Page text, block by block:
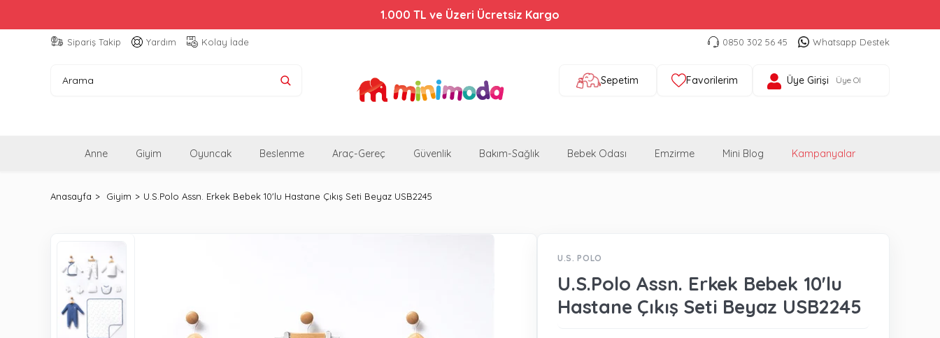
1.000 TL ve Üzeri Ücretsiz Kargo
Sipariş Takip Yardım Kolay İade 0850 302 56 45 Whatsapp Destek
Sepetim Favorilerim Üye Girişi Üye Ol
Anne Giyim Oyuncak Beslenme Araç-Gereç Güvenlik Bakım-Sağlık Bebek Odası Emzirme Mini Blog Kampanyalar
Anasayfa Giyim U.S.Polo Assn. Erkek Bebek 10'lu Hastane Çıkış Seti Beyaz USB2245
U.S. POLO
U.S.Polo Assn. Erkek Bebek 10'lu
Hastane Çıkış Seti Beyaz USB2245